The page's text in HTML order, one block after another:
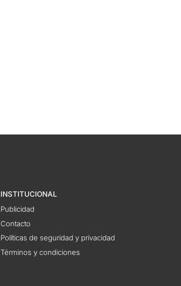
INSTITUCIONAL
Publicidad
Contacto
Políticas de seguridad y privacidad
Términos y condiciones